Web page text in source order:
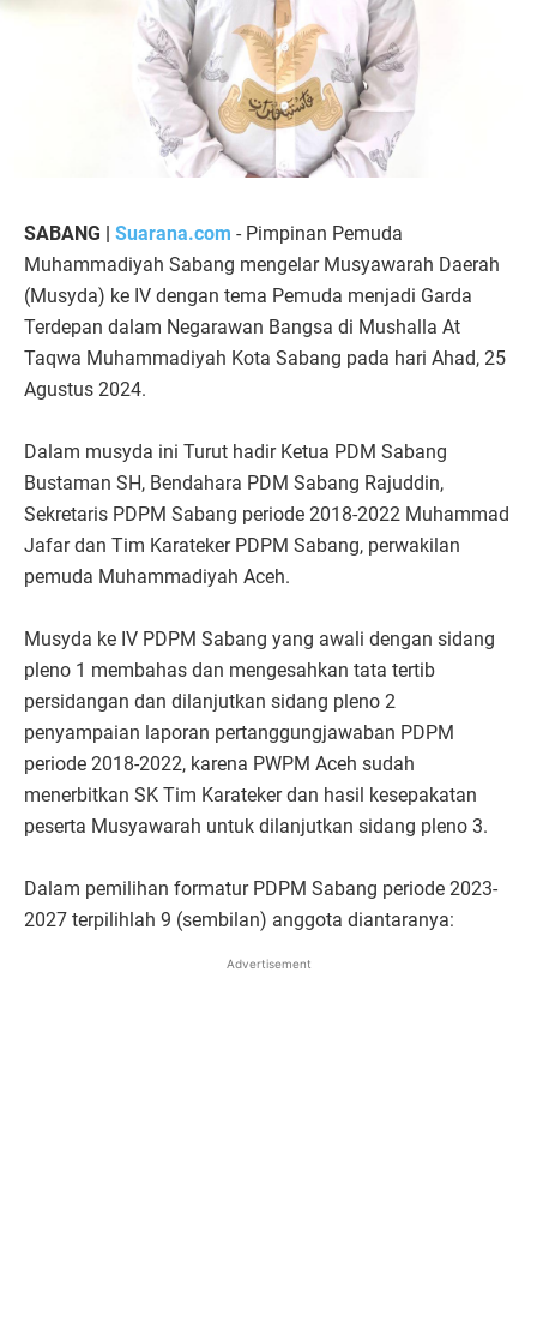
SABANG | Suarana.com - Pimpinan Pemuda
Muhammadiyah Sabang mengelar Musyawarah Daerah
(Musyda) ke IV dengan tema Pemuda menjadi Garda
Terdepan dalam Negarawan Bangsa di Mushalla At
Taqwa Muhammadiyah Kota Sabang pada hari Ahad, 25
Agustus 2024.
Dalam musyda ini Turut hadir Ketua PDM Sabang
Bustaman SH, Bendahara PDM Sabang Rajuddin,
Sekretaris PDPM Sabang periode 2018-2022 Muhammad
Jafar dan Tim Karateker PDPM Sabang, perwakilan
pemuda Muhammadiyah Aceh.
Musyda ke IV PDPM Sabang yang awali dengan sidang
pleno 1 membahas dan mengesahkan tata tertib
persidangan dan dilanjutkan sidang pleno 2
penyampaian laporan pertanggungjawaban PDPM
periode 2018-2022, karena PWPM Aceh sudah
menerbitkan SK Tim Karateker dan hasil kesepakatan
peserta Musyawarah untuk dilanjutkan sidang pleno 3.
Dalam pemilihan formatur PDPM Sabang periode 2023-
2027 terpilihlah 9 (sembilan) anggota diantaranya:
Advertisement